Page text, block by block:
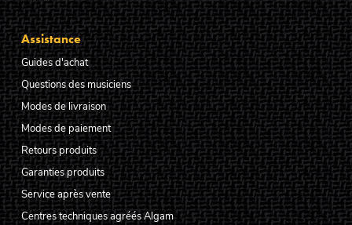
Assistance
Guides d'achat
Questions des musiciens
Modes de livraison
Modes de paiement
Retours produits
Garanties produits
Service après vente
Centres techniques agréés Algam